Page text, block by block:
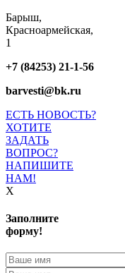
Барыш,
Красноармейская,
1
+7 (84253) 21-1-56
barvesti@bk.ru
ЕСТЬ НОВОСТЬ?
ХОТИТЕ
ЗАДАТЬ
ВОПРОС?
НАПИШИТЕ
НАМ!
X
Заполните
форму!